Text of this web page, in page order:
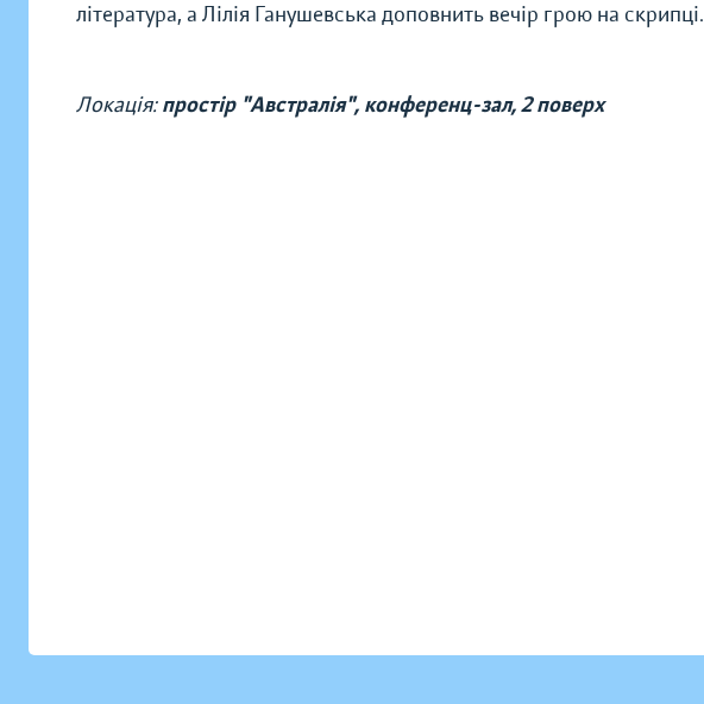
література, а Лілія Ганушевська доповнить вечір грою на скрипці.
Локація:простір "Австралія", конференц-зал, 2 поверх